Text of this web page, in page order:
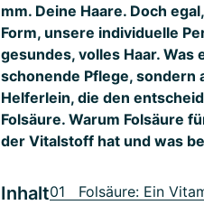
mm. Deine Haare. Doch
Form, unsere individuelle
gesundes, volles Haar.
schonende Pflege, sondern
Helferlein, die den
Folsäure. Warum Folsäure
der Vitalstoff hat und was
Inhalt01 Folsäure: Ein